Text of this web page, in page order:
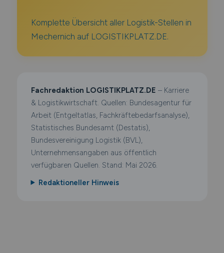
Komplette Übersicht aller Logistik-Stellen in
Mechernich auf LOGISTIKPLATZ.DE.
Fachredaktion LOGISTIKPLATZ.DE – Karriere
& Logistikwirtschaft. Quellen: Bundesagentur für
Arbeit (Entgeltatlas, Fachkräftebedarfsanalyse),
Statistisches Bundesamt (Destatis),
Bundesvereinigung Logistik (BVL),
Unternehmensangaben aus öffentlich
verfügbaren Quellen. Stand: Mai 2026.
Redaktioneller Hinweis